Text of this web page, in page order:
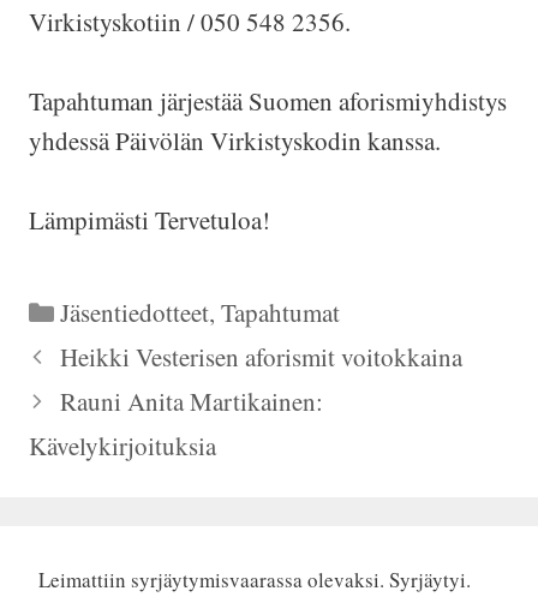
Virkistyskotiin / 050 548 2356.
Tapahtuman järjestää Suomen aforismiyhdistys
yhdessä Päivölän Virkistyskodin kanssa.
Lämpimästi Tervetuloa!
Kategoriat
Jäsentiedotteet, Tapahtumat
Heikki Vesterisen aforismit voitokkaina
Rauni Anita Martikainen:
Kävelykirjoituksia
Leimattiin syrjäytymisvaarassa olevaksi. Syrjäytyi.